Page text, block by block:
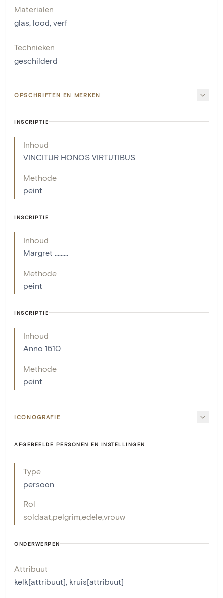
Materialen
glas lood verf
Technieken
geschilderd
OPSCHRIFTEN EN MERKEN
INSCRIPTIE
Inhoud
VINCITUR HONOS VIRTUTIBUS
Methode
peint
INSCRIPTIE
Inhoud
Margret .........
Methode
peint
INSCRIPTIE
Inhoud
Anno 1510
Methode
peint
ICONOGRAFIE
AFGEBEELDE PERSONEN EN INSTELLINGEN
Type
persoon
Rol
soldaat pelgrim edelevrouw
ONDERWERPEN
Attribuut
kelk[attribuut] kruis[attribuut]